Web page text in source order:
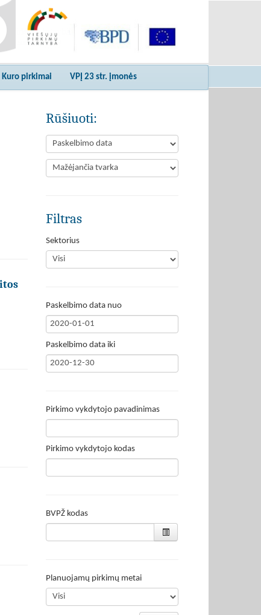
Kuro pirkimai VPĮ 23 str. įmonės
Rūšiuoti:
Filtras
Sektorius
Paskelbimo data nuo
Paskelbimo data iki
Pirkimo vykdytojo pavadinimas
Pirkimo vykdytojo kodas
BVPŽ kodas
Planuojamų pirkimų metai